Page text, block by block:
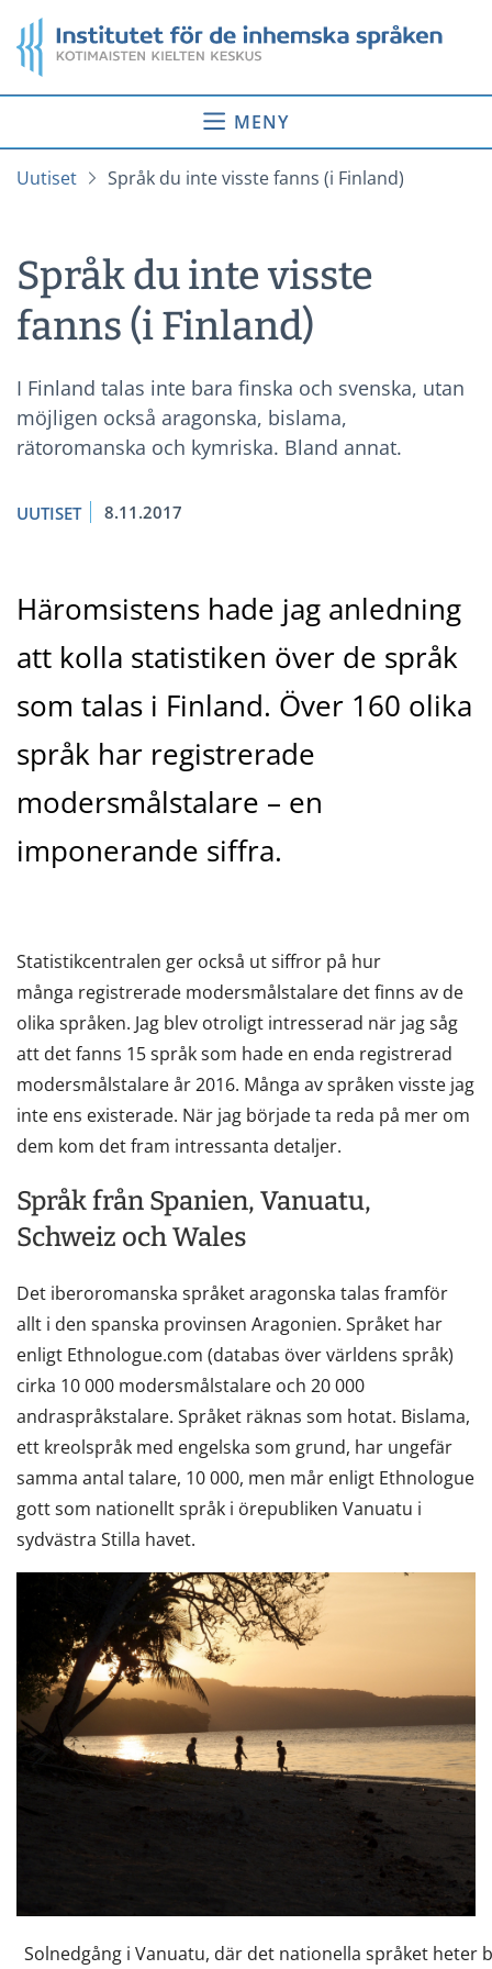
till
innehåll
Startsida
MENY
Uutiset Språk du inte visste fanns (i Finland)
Språk du inte visste
fanns (i Finland)
I Finland talas inte bara finska och svenska, utan
möjligen också aragonska, bislama,
rätoromanska och kymriska. Bland annat.
UUTISET 8.11.2017
Häromsistens hade jag anledning
att kolla statistiken över de språk
som talas i Finland. Över 160 olika
språk har registrerade
modersmålstalare – en
imponerande siffra.
Statistikcentralen ger också ut siffror på hur
många registrerade modersmålstalare det finns av de
olika språken. Jag blev otroligt intresserad när jag såg
att det fanns 15 språk som hade en enda registrerad
modersmålstalare år 2016. Många av språken visste jag
inte ens existerade. När jag började ta reda på mer om
dem kom det fram intressanta detaljer.
Språk från Spanien, Vanuatu,
Schweiz och Wales
Det iberoromanska språketaragonska talas framför
allt i den spanska provinsen Aragonien. Språket har
enligt Ethnologue.com (databas över världens språk)
cirka 10 000 modersmålstalare och 20 000
andraspråkstalare. Språket räknas som hotat. Bislama,
ett kreolspråk med engelska som grund, har ungefär
samma antal talare, 10 000, men mår enligt Ethnologue
gott som nationellt språk i örepubliken Vanuatu i
sydvästra Stilla havet.
Solnedgång i Vanuatu, där det nationella språket heter